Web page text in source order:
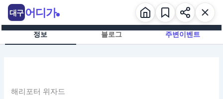
츠
정보 블로그 주변이벤트
해리포터 위자드
대구 어디가